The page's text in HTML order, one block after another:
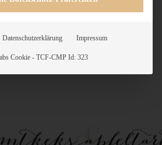
Datenschutzerklärung Impressum
Cookie - TCF-CMP Id: 323